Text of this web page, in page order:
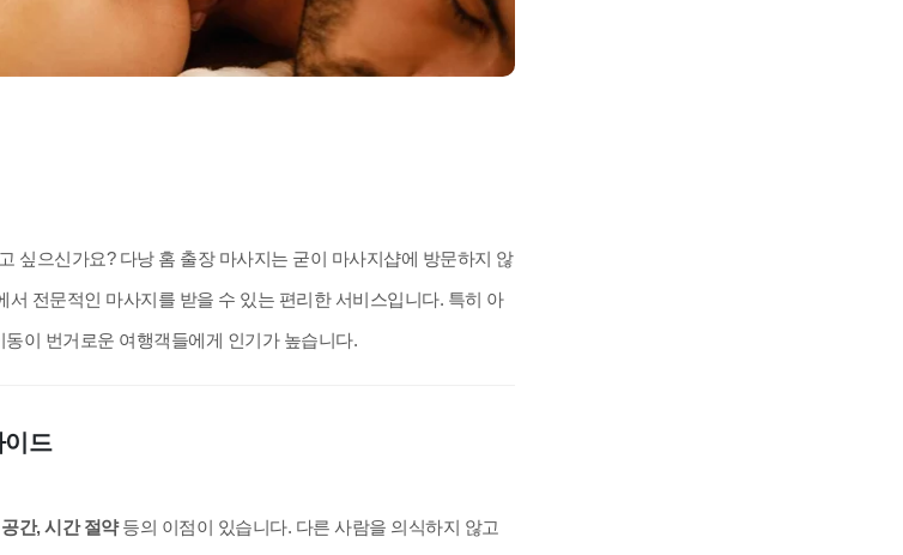
싶으신가요? 다낭 홈 출장 마사지는 굳이 마사지샵에 방문하지 않
서 전문적인 마사지를 받을 수 있는 편리한 서비스입니다. 특히 아
이 번거로운 여행객들에게 인기가 높습니다.
드
간, 시간 절약등의 이점이 있습니다. 다른 사람을 의식하지 않고